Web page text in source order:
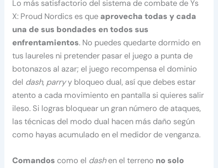
Lo más satisfactorio del sistema de combate de Ys
X: Proud Nordics es que aprovecha todas y cada
una de sus bondades en todos sus
enfrentamientos. No puedes quedarte dormido en
tus laureles ni pretender pasar el juego a punta de
botonazos al azar; el juego recompensa el dominio
del dash, parryy bloqueo dual, así que debes estar
atento a cada movimiento en pantalla si quieres salir
ileso. Si logras bloquear un gran número de ataques,
las técnicas del modo dual hacen más daño según
como hayas acumulado en el medidor de venganza.
Comandos como el dashen el terreno no solo